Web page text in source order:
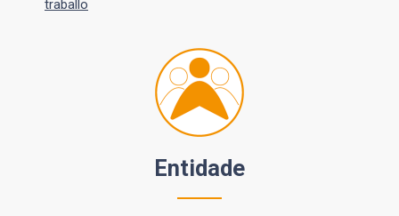
traballo
Entidade